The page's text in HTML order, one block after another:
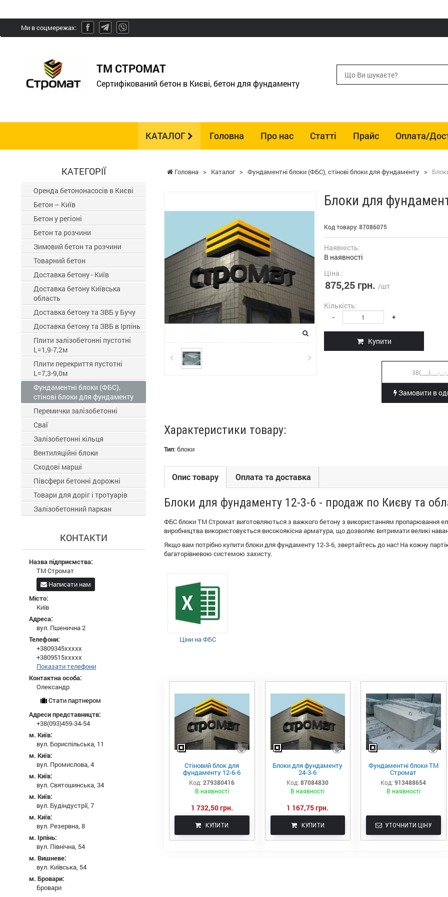
Ми в соцмережах:
ТМ СТРОМАТ
Сертифікований бетон в Києві, бетон для фундаменту
КАТАЛОГ Головна Про нас Статті Прайс Оплата/
Головна > Каталог > Фундаментні блоки (ФБС), стінові блоки для фундаменту >
Блоки для
Код товару: 87086075
Наявність:
В наявності
Ціна :
875,25 грн. /шт
Кількість:
- +
Купити
Замовити в
Характеристики товару:
Тип:блоки
Опис товару Оплата та доставка
Блоки для фундаменту 12-3-6 - продаж по Києву та
ФБС блоки ТМ Стромат виготовляються з важкого бетону з використанням пропарювання
виробництва використовується високоякісна арматура, що дозволяє витримати великі
Якщо вам потрібно купити блоки для фундаменту 12-3-6, звертайтесь до нас! На кожну
багаторівневою системою захисту.
Ціни на ФБС
Стіновий блок для
фундаменту 12-6-6
Код: 279380416
В наявності
1 732,50 грн.
КУПИТИ
Блоки для фундаменту
24-3-6
Код: 87084830
В наявності
1 167,75 грн.
КУПИТИ
Фундаментні блоки ТМ
Стромат
Код: 913488654
В наявності
УТОЧНИТИ ЦІНУ
КАТЕГОРІЇ
Оренда бетононасосів в Києві
Бетон – Київ
Бетон у регіоні
Бетон та розчини
Зимовий бетон та розчини
Товарний бетон
Доставка бетону - Київ
Доставка бетону Київська
область
Доставка бетону та ЗВБ у Бучу
Доставка бетону та ЗВБ в Ірпінь
Плити залізобетонні пустотні
L=1,9-7,2м
Плити перекриття пустотні
L=7,3-9,0м
Фундаментні блоки (ФБС),
стінові блоки для фундаменту
Перемички залізобетонні
Сваї
Залізобетонні кільця
Вентиляційні блоки
Сходові марші
Півсфери бетонні дорожні
Товари для доріг і тротуарів
Залізобетонний паркан
КОНТАКТИ
Назва підприємства:
ТМ Стромат
Написати нам
Місто:
Київ
Адреса:
вул. Пшенична 2
Телефони:
+3809345xxxxx
+3809515xxxxx
Показати телефони
Контактна особа:
Олександр
Стати партнером
Адреси представництв:
+38(093)459-34-54
м. Київ:
вул. Бориспільська, 11
м. Київ:
вул. Промислова, 4
м. Київ:
вул. Святошинська, 34
м. Київ:
вул. Будіндустрії, 7
м. Київ:
вул. Резервна, 8
м. Ірпінь:
вул. Північна, 54
м. Вишневе:
вул. Київська, 54
м. Бровари:
Бровари